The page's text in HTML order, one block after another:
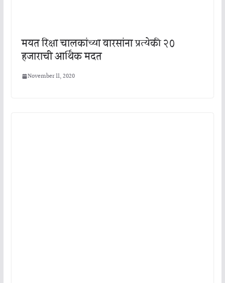
मयत रिक्षा चालकांच्या वारसांना प्रत्येकी २०
हजाराची आर्थिक मदत
November 11, 2020